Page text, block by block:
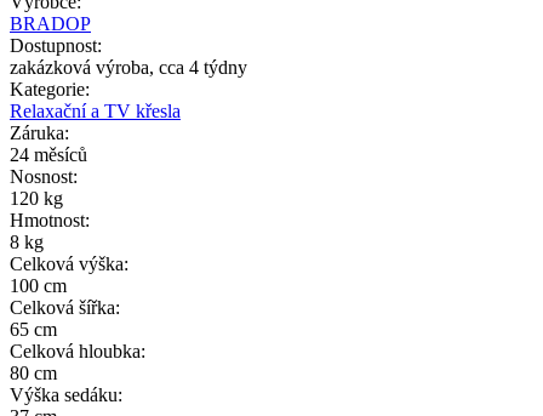
BRADOP
Dostupnost:
zakázková výroba, cca 4 týdny
Kategorie:
Relaxační a TV křesla
Záruka:
24 měsíců
Nosnost:
120 kg
Hmotnost:
8 kg
Celková výška:
100 cm
Celková šířka:
65 cm
Celková hloubka:
80 cm
Výška sedáku: